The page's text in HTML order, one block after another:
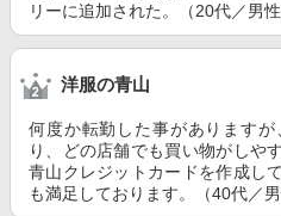
リーに追加された。（20代／男性
洋服の青山
何度か転勤した事があります
り、どの店舗でも買い物がしや
青山クレジットカードを作成し
も満足しております。（40代／男